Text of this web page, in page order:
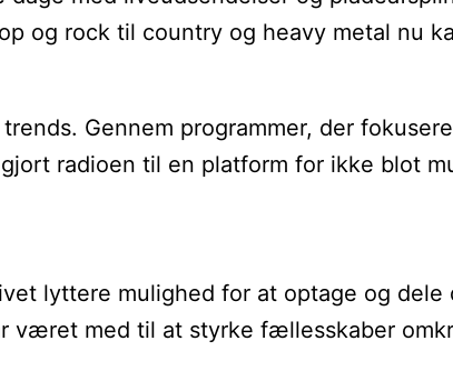
rock til country og heavy metal nu
Gennem programmer, der
radioen til en platform for ikke blot
lyttere mulighed for at optage og
med til at styrke fællesskaber